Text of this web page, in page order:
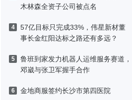
木林森全资子公司被点名
4
57亿目标只完成33%，伟星新材董
事长金红阳达标之路还有多远？
5
鲁班到家发力机器人运维服务赛道，
邓崴与张卫军握手合作
6 金地商服签约长沙市第四医院